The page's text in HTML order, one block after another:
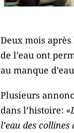
Deux mois après
de l’eau ont
au manque
Plusieurs
dans l’histoire: «
l’eau des